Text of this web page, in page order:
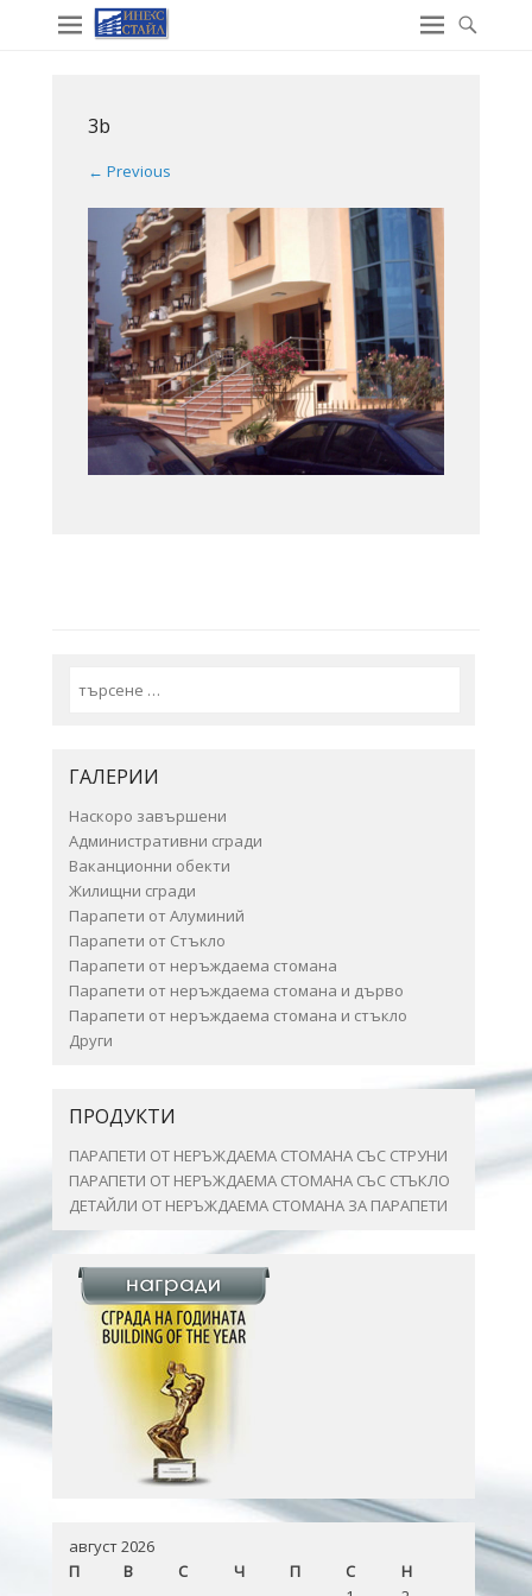
3b
← Previous
ГАЛЕРИИ
Наскоро завършени
Административни сгради
Ваканционни обекти
Жилищни сгради
Парапети от Алуминий
Парапети от Стъкло
Парапети от неръждаема стомана
Парапети от неръждаема стомана и дърво
Парапети от неръждаема стомана и стъкло
Други
ПРОДУКТИ
ПАРАПЕТИ ОТ НЕРЪЖДАЕМА СТОМАНА СЪС СТРУНИ
ПАРАПЕТИ ОТ НЕРЪЖДАЕМА СТОМАНА СЪС СТЪКЛО
ДЕТАЙЛИ ОТ НЕРЪЖДАЕМА СТОМАНА ЗА ПАРАПЕТИ
август 2026
П
В С Ч П С
Н